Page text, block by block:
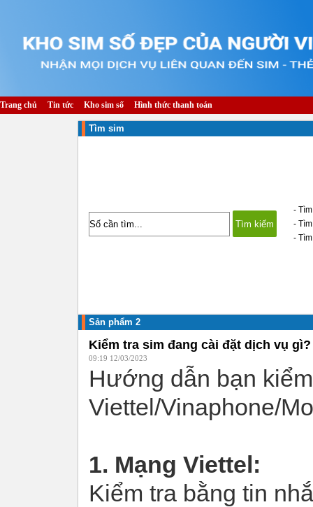
Trang chủ Tin tức Kho sim số Hình thức thanh toán
Tìm sim
-
-
-
Sản phẩm 2
Kiểm tra sim đang cài đặt dịch vụ gì?
09:19 12/03/2023
Hướng dẫn bạn
Viettel/Vinaphone/
1. Mạng Viettel:
Kiểm tra bằng tin